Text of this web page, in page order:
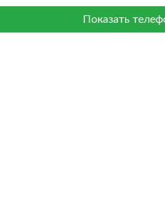
Показать